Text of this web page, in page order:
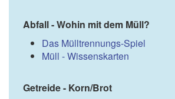
Abfall - Wohin mit dem Müll?
Das Mülltrennungs-Spiel
Müll - Wissenskarten
Getreide - Korn/Brot